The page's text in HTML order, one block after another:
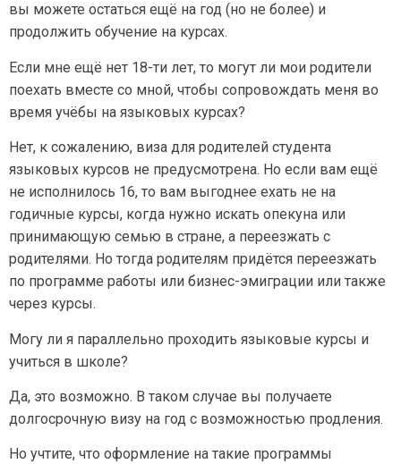
вы можете остаться ещё на год (но не более) и
продолжить обучение на курсах.
Если мне ещё нет 18-ти лет, то могут ли мои родители
поехать вместе со мной, чтобы сопровождать меня во
время учёбы на языковых курсах?
Нет, к сожалению, виза для родителей студента
языковых курсов не предусмотрена. Но если вам ещё
не исполнилось 16, то вам выгоднее ехать не на
годичные курсы, когда нужно искать опекуна или
принимающую семью в стране, а переезжать с
родителями. Но тогда родителям придётся переезжать
по программе работы или бизнес-эмиграции или также
через курсы.
Могу ли я параллельно проходить языковые курсы и
учиться в школе?
Да, это возможно. В таком случае вы получаете
долгосрочную визу на год с возможностью продления.
Но учтите, что оформление на такие программы